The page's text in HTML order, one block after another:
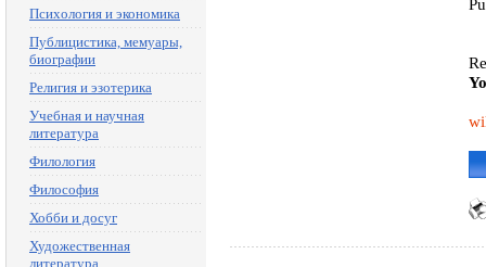
Психология и экономика
Публицистика, мемуары,
биографии
Религия и эзотерика
Учебная и научная
литература
Филология
Философия
Хобби и досуг
Художественная
литература